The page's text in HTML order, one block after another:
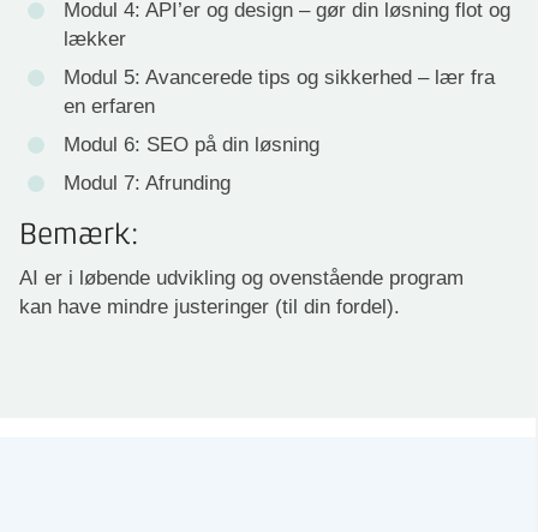
Modul 4: API’er og design – gør din løsning flot og
lækker
Modul 5: Avancerede tips og sikkerhed – lær fra
en erfaren
Modul 6: SEO på din løsning
Modul 7: Afrunding
Bemærk:
AI er i løbende udvikling og ovenstående program
kan have mindre justeringer (til din fordel).